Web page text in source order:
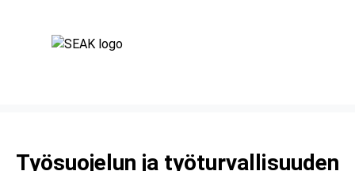
Työsuojelun ja työturvallisuuden